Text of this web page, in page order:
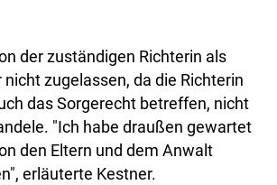
der zuständigen Richterin als
nicht zugelassen, da die Richterin
das Sorgerecht betreffen, nicht
"Ich habe draußen gewartet
den Eltern und dem Anwalt
erläuterte Kestner.